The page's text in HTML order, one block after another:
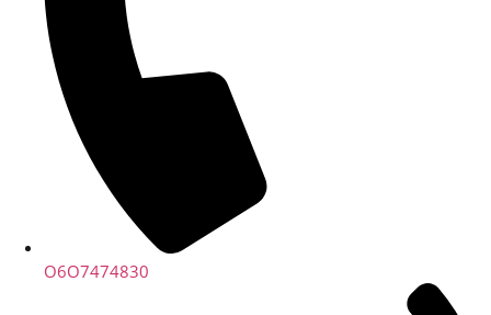
O6O7474830